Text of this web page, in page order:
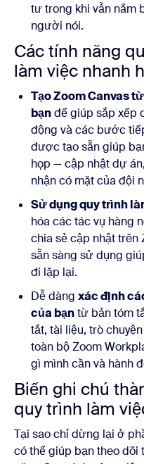
tư trong khi vẫn nắm
người nói.
Các tính năng
làm việc nhanh
Tạo Zoom Canvas
bạnđể giúp sắp xếp
động và các bước
được tạo sẵn giúp
họp — cập nhật dự
nhận có mặt của đội
Sử dụng quy trình
hóa các tác vụ hàng
chia sẻ cập nhật trên
sẵn sàng sử dụng
đi lặp lại.
Dễ dàng xác định
của bạntừ bản tóm
tắt, tài liệu, trò
toàn bộ Zoom
gì mình cần và hành
Biến ghi chú
quy trình làm
Tại sao chỉ dừng lại ở
có thể giúp bạn theo dõi